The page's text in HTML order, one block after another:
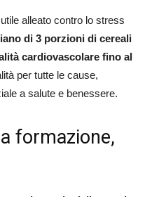
alleato contro lo stress
di 3 porzioni di cereali
cardiovascolare fino al
per tutte le cause,
a salute e benessere.
formazione,